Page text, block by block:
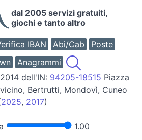
dal 2005 servizi gratuiti,
giochi e tanto altro
IBAN Abi/Cab
Poste
Anagrammi
dell'IN: 94205-18515 Piazza
Bertrutti, Mondovì, Cuneo
2025, 2017)
1.00